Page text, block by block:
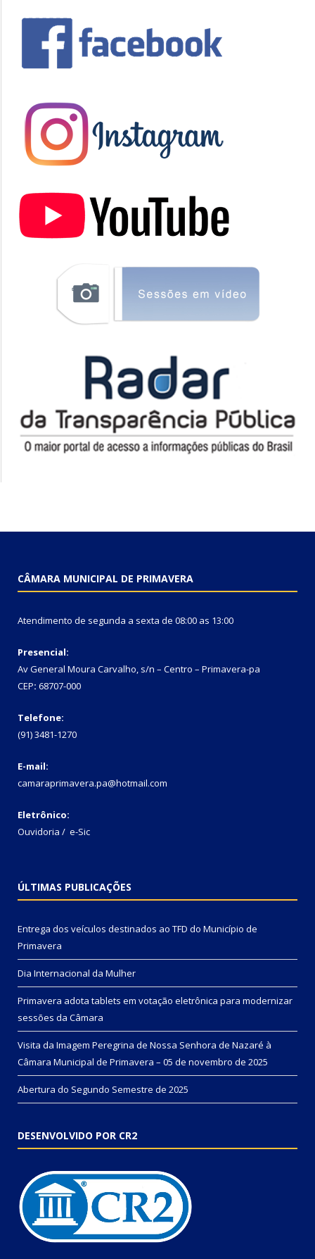
CÂMARA MUNICIPAL DE PRIMAVERA
Atendimento de segunda a sexta de 08:00 as 13:00
Presencial:
Av General Moura Carvalho, s/n – Centro – Primavera-pa
CEP: 68707-000
Telefone:
(91) 3481-1270
E-mail:
camaraprimavera.pa@hotmail.com
Eletrônico:
Ouvidoria / e-Sic
ÚLTIMAS PUBLICAÇÕES
Entrega dos veículos destinados ao TFD do Município de
Primavera
Dia Internacional da Mulher
Primavera adota tablets em votação eletrônica para modernizar
sessões da Câmara
Visita da Imagem Peregrina de Nossa Senhora de Nazaré à
Câmara Municipal de Primavera – 05 de novembro de 2025
Abertura do Segundo Semestre de 2025
DESENVOLVIDO POR CR2